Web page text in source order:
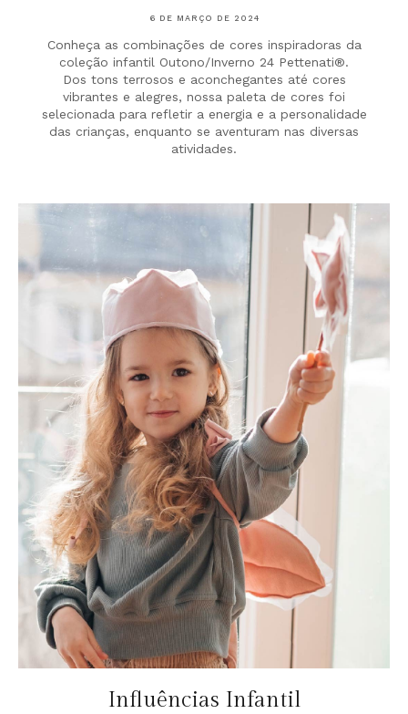
6 DE MARÇO DE 2024
Conheça as combinações de cores inspiradoras da
coleção infantil Outono/Inverno 24 Pettenati®.
Dos tons terrosos e aconchegantes até cores
vibrantes e alegres, nossa paleta de cores foi
selecionada para refletir a energia e a personalidade
das crianças, enquanto se aventuram nas diversas
atividades.
Influências Infantil